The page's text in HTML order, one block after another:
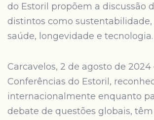
do Estoril propõem a discussão
distintos como sustentabilidade,
saúde, longevidade e tecnologia.
Carcavelos, 2 de agosto de 2024
Conferências do Estoril,
internacionalmente enquanto
debate de questões globais,